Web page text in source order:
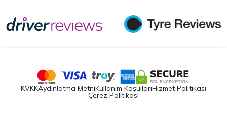
KVKKAydınlatma MetniKullanım KoşullarıHizmet Politikası
Çerez Politikası